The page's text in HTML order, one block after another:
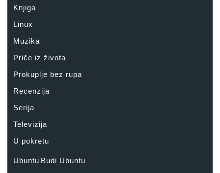
Knjiga
Linux
Muzika
Priče iz života
Prokuplje bez rupa
Recenzija
Serija
Televizija
U pokretu
Ubuntu Budi Ubuntu